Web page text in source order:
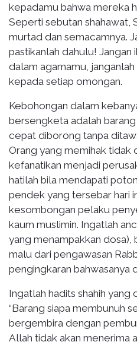
kepadamu bahwa mereka
Seperti sebutan shahawat,
murtad dan semacamnya.
pastikanlah dahulu! Jangan
dalam agamamu,
kepada setiap omongan.
Kebohongan dalam
bersengketa adalah barang
cepat diborong tanpa
Orang yang memihak tidak
kefanatikan menjadi
hatilah bila mendapati
pendek yang tersebar hari
kesombongan pelaku
kaum muslimin. Ingatlah
yang menampakkan dosa),
malu dari pengawasan
pengingkaran bahwasanya
Ingatlah hadits shahih yang
“Barang siapa membunuh
bergembira dengan
Allah tidak akan menerima